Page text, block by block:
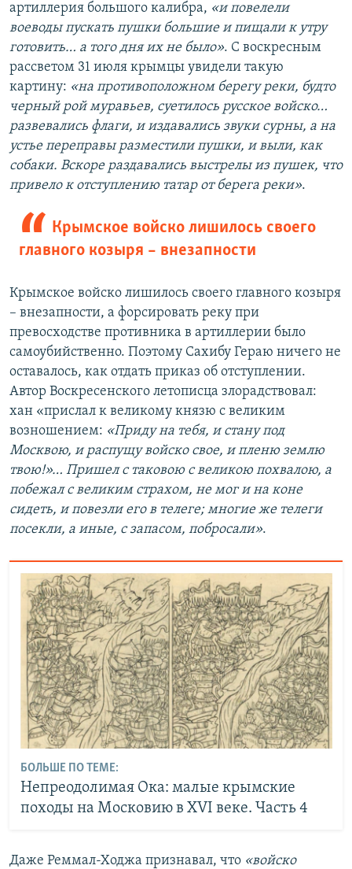
артиллерия большого калибра, «и повелели
воеводы пускать пушки большие и пищали к утру
готовить… а того дня их не было». С воскресным
рассветом 31 июля крымцы увидели такую
картину: «на противоположном берегу реки, будто
черный рой муравьев, суетилось русское войско…
развевались флаги, и издавались звуки сурны, а на
устье переправы разместили пушки, и выли, как
собаки. Вскоре раздавались выстрелы из пушек, что
привело к отступлению татар от берега реки».
Крымское войско лишилось своего
главного козыря – внезапности
Крымское войско лишилось своего главного козыря
– внезапности, а форсировать реку при
превосходстве противника в артиллерии было
самоубийственно. Поэтому Сахибу Гераю ничего не
оставалось, как отдать приказ об отступлении.
Автор Воскресенского летописца злорадствовал:
хан «прислал к великому князю с великим
возношением: «Приду на тебя, и стану под
Москвою, и распущу войско свое, и пленю землю
твою!»… Пришел с таковою с великою похвалою, а
побежал с великим страхом, не мог и на коне
сидеть, и повезли его в телеге; многие же телеги
посекли, а иные, с запасом, побросали».
БОЛЬШЕ ПО ТЕМЕ:
Непреодолимая Ока: малые крымские
походы на Московию в XVI веке. Часть 4
Даже Реммал-Ходжа признавал, что «войско